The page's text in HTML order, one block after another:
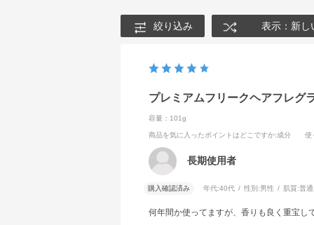
絞り込み 表示：新し
プレミアムフリークヘアフレグ
容量：101g
商品を気に入ったポイントはどこですか:成分 使
長期使用者
購入確認済み 年代:40代 性別:男性 肌質:普
何年間か使ってますが、香りも良く重宝し